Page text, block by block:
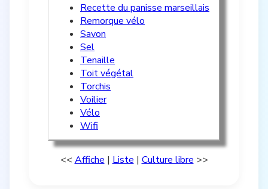
Recette du panisse marseillais
Remorque vélo
Savon
Sel
Tenaille
Toit végétal
Torchis
Voilier
Vélo
Wifi
<< Affiche | Liste | Culture libre >>